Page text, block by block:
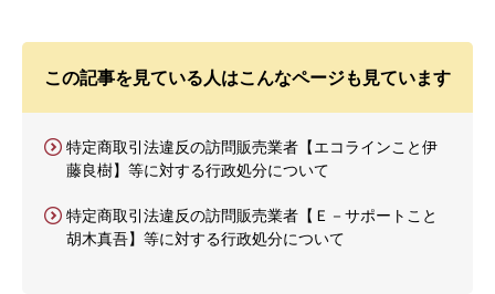
この記事を見ている人はこんなページも見ています
特定商取引法違反の訪問販売業者【エコラインこと伊
藤良樹】等に対する行政処分について
特定商取引法違反の訪問販売業者【Ｅ－サポートこと
胡木真吾】等に対する行政処分について